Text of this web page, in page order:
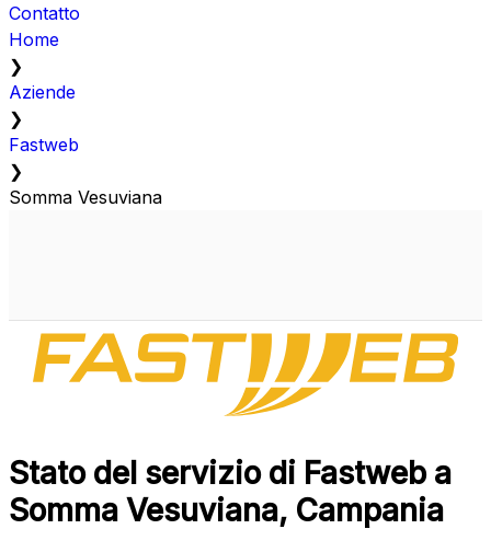
Contatto
Home
❯
Aziende
❯
Fastweb
❯
Somma Vesuviana
Stato del servizio di Fastweb a
Somma Vesuviana, Campania